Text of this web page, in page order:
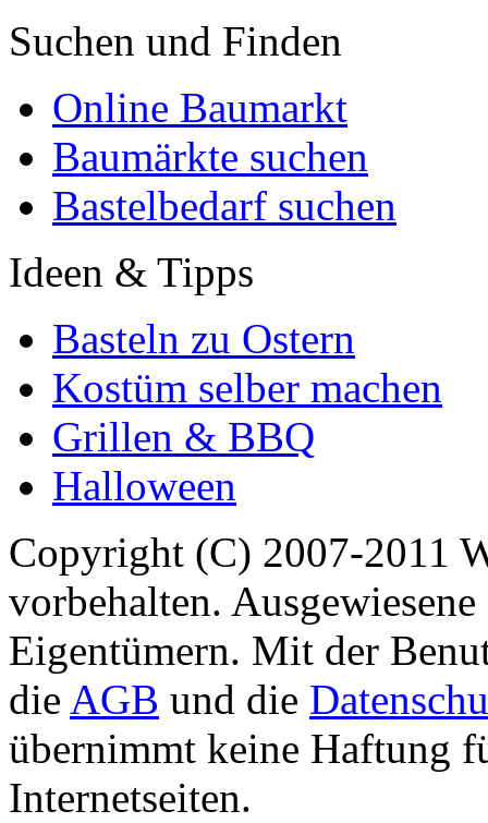
Suchen und Finden
Online Baumarkt
Baumärkte suchen
Bastelbedarf suchen
Ideen & Tipps
Basteln zu Ostern
Kostüm selber machen
Grillen & BBQ
Halloween
Copyright (C) 2007-2011
vorbehalten.
Eigentümern. Mit der
die AGB und die
übernimmt keine Haftung
Internetseiten.